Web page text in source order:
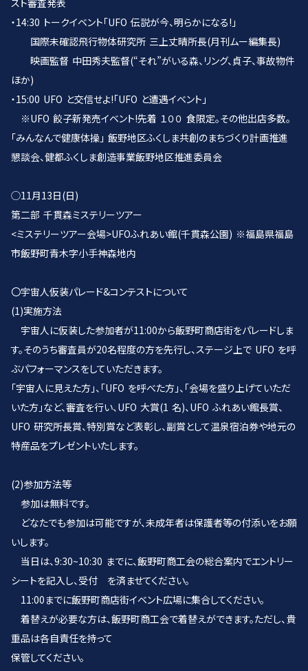
・14:30 トークイベント「UFO 伝説が今、明らかになる!」
国際未確認飛行物体研究所 三上丈晴所長(月刊ムー編集長)
映画監督 中田秀夫監督(“それ”がいる森、リング、貞子、事故物件
ほか)
・15:00 UFO と交信せよ!「UFO と遭遇イベント」
※UFO 餃子新発売イベント!先着 １００ 食限定。その他出店多数。
「みんなんで健康体操」 飯野地区ふくしま共創のまちづくり計画推進
懇談会、健都ふくしま創造事業飯野地区推進委員会
◯11月13日(日)
第二部 千貫森ミステリーツアー
<ミステリーツアー会場>UFOふれあい館(千貫森公園) ※福島県福島
市飯野町青木字小手神森地内
〇宇宙人仮装パレード&コンテストについて
(1)実施方法
宇宙人に仮装した参加者が11:00から飯野町商店街をパレードしま
す。そのうち審査員が20名程度の方を先行し、ステージ上で UFO を呼
ぶパフォーマンスをしていただきます。
「宇宙人に見えた方」、「UFO を呼べた方」、「会場を盛り上げていただ
いた方」など、審査を行い、UFO 大賞(1 名)、UFO ふれあい館長賞、
UFO 研究所長賞、特別賞など表彰し、副賞として温泉宿泊券や地元の
特産品をプレゼントいたします。
(2)参加方法等
参加は無料です。
どなたでも参加は可能ですが、未成年者は保護者等の付添いをお願
いします。
当日は、9:30~10:30 までに、飯野町商工会の総合案内でエントリー
シートを記入し、受付 を済ませてください。
11:00までに飯野町商店街イベント広場に集合してください。
着替えが必要な方は、飯野町商工会で着替えができます。ただし、貴
重品は各自責任を持って
保管してください。